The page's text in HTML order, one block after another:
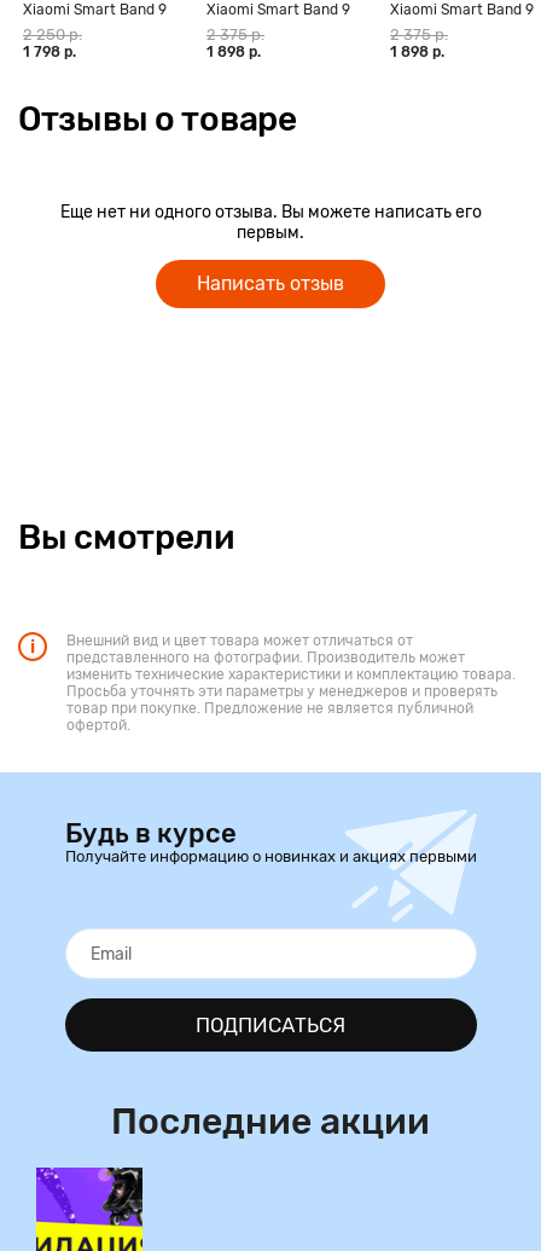
Xiaomi Smart Band 9
Active, чёрный
2 250 р.
1 798 р.
Xiaomi Smart Band 9
Active, бежево-белый
2 375 р.
1 898 р.
Xiaomi Smart Band 9
Active, розовый
2 375 р.
1 898 р.
Отзывы о товаре
Еще нет ни одного отзыва. Вы можете написать его
первым.
Написать отзыв
Вы смотрели
Внешний вид и цвет товара может отличаться от
представленного на фотографии. Производитель может
изменить технические характеристики и комплектацию товара.
Просьба уточнять эти параметры у менеджеров и проверять
товар при покупке. Предложение не является публичной
офертой.
Будь в курсе
Получайте информацию о новинках и акциях первыми
ПОДПИСАТЬСЯ
Последние акции